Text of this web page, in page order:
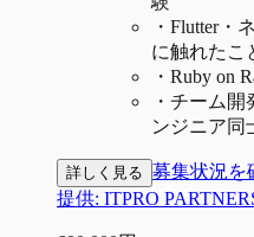
・ Flutter・
に触れたこ
・ Ruby on
・ チーム開
ンジニア同
詳しく見る 募集状況を
提供: ITPRO